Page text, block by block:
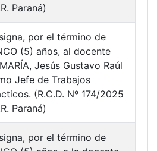
Paraná)
por el término de
(5) años, al docente
Jesús Gustavo Raúl
Jefe de Trabajos
(R.C.D. Nº 174/2025
Paraná)
por el término de